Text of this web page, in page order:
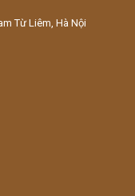
Từ Liêm, Hà Nội